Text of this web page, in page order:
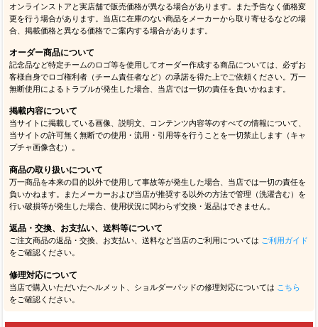
オンラインストアと実店舗で販売価格が異なる場合があります。また予告なく価格変
更を行う場合があります。当店に在庫のない商品をメーカーから取り寄せるなどの場
合、掲載価格と異なる価格でご案内する場合があります。
オーダー商品について
記念品など特定チームのロゴ等を使用してオーダー作成する商品については、必ずお
客様自身でロゴ権利者（チーム責任者など）の承諾を得た上でご依頼ください。万一
無断使用によるトラブルが発生した場合、当店では一切の責任を負いかねます。
掲載内容について
当サイトに掲載している画像、説明文、コンテンツ内容等のすべての情報について、
当サイトの許可無く無断での使用・流用・引用等を行うことを一切禁止します（キャ
プチャ画像含む）。
商品の取り扱いについて
万一商品を本来の目的以外で使用して事故等が発生した場合、当店では一切の責任を
負いかねます。またメーカーおよび当店が推奨する以外の方法で管理（洗濯含む）を
行い破損等が発生した場合、使用状況に関わらず交換・返品はできません。
返品・交換、お支払い、送料等について
ご注文商品の返品・交換、お支払い、送料など当店のご利用については ご利用ガイド
をご確認ください。
修理対応について
当店で購入いただいたヘルメット、ショルダーパッドの修理対応については こちら
をご確認ください。